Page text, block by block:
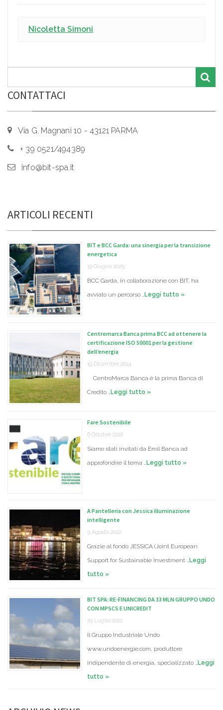
Nicoletta Simoni
CONTATTACI
Via G. Magnani 10 - 43121 PARMA
+ 39 0521/494389
info@bit-spa.it
ARTICOLI RECENTI
BIT e BCC Garda: una sinergia per la transizione
energetica
19 Giugno 2025
BCC Garda, in collaborazione con BIT, ha
avviato un percorso …Leggi tutto »
Centromarca Banca prima BCC ad ottenere la
certificazione ISO 50001 per la gestione
dell’energia
19 Dicembre 2024
CentroMarca Banca è la prima Banca di
Credito …Leggi tutto »
Fare Sostenibile
6 Ottobre 2022
Siamo stati invitati da Emil Banca ad
approfondire il tema …Leggi tutto »
A Pantelleria con Jessica illuminazione
intelligente
9 Agosto 2022
Grazie al fondo JESSICA (Joint European
Support for Sustainable Investment …Leggi
tutto »
BIT SPA: RE-FINANCING DA 33 MLN GRUPPO UNDO
CON MPSCS E UNICREDIT
29 Luglio 2022
Il Gruppo Industriale Undo
www.undoenergie.com, produttore
indipendente di energia, specializzato …Leggi
tutto »